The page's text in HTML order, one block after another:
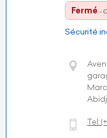
Fermé -
Sécurité
Tel: